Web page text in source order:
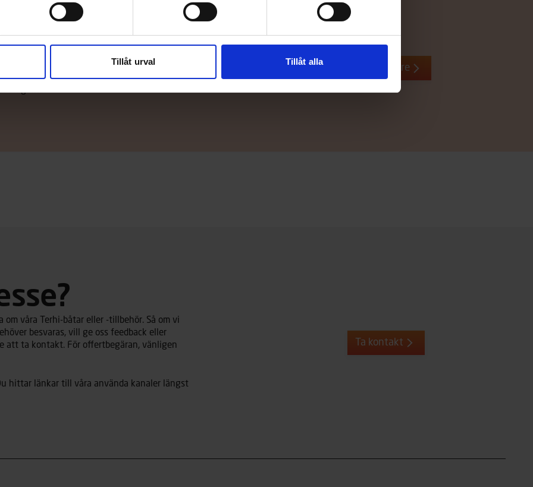
Tillåt urval Tillåt alla
om en offert av din närmaste TG-
än gärna.
Återförsäljare
våra Terhi-båtar eller -tillbehör. Så om vi
besvaras, vill ge oss feedback eller
att ta kontakt. För offertbegäran, vänligen
hittar länkar till våra använda kanaler längst
Ta kontakt